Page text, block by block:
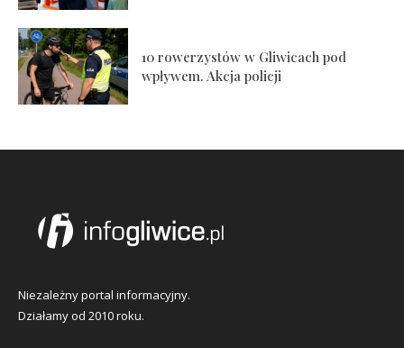
10 rowerzystów w Gliwicach pod
wpływem. Akcja policji
Niezależny portal informacyjny.
Działamy od 2010 roku.